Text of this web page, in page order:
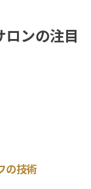
ンの注目
の技術